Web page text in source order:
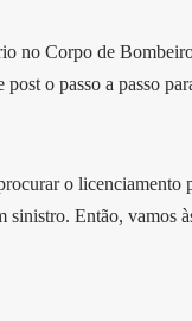
no Corpo de
post o passo a passo
o licenciamento
sinistro. Então, vamos